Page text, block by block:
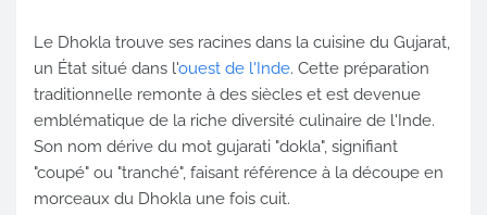
Le Dhokla trouve ses racines dans la cuisine du Gujarat,
un État situé dans l'ouest de l'Inde. Cette préparation
traditionnelle remonte à des siècles et est devenue
emblématique de la riche diversité culinaire de l'Inde.
Son nom dérive du mot gujarati "dokla", signifiant
"coupé" ou "tranché", faisant référence à la découpe en
morceaux du Dhokla une fois cuit.